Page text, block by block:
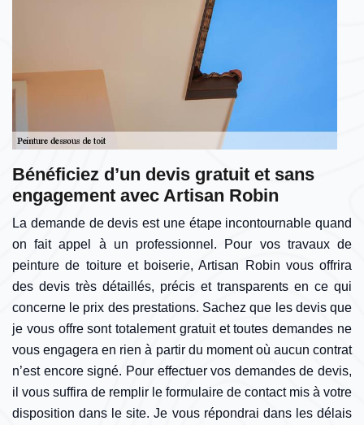
Bénéficiez d’un devis gratuit et sans
engagement avec Artisan Robin
La demande de devis est une étape incontournable quand
on fait appel à un professionnel. Pour vos travaux de
peinture de toiture et boiserie, Artisan Robin vous offrira
des devis très détaillés, précis et transparents en ce qui
concerne le prix des prestations. Sachez que les devis que
je vous offre sont totalement gratuit et toutes demandes ne
vous engagera en rien à partir du moment où aucun contrat
n’est encore signé. Pour effectuer vos demandes de devis,
il vous suffira de remplir le formulaire de contact mis à votre
disposition dans le site. Je vous répondrai dans les délais